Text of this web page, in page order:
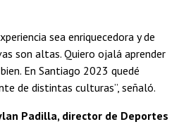
sea enriquecedora y de
son altas. Quiero ojalá aprender
En Santiago 2023 quedé
de distintas culturas”, señaló.
Padilla, director de Deportes